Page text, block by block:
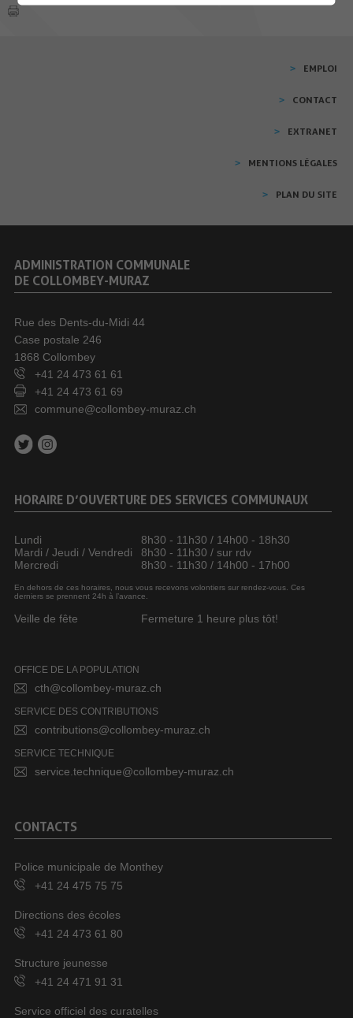
EMPLOI
CONTACT
EXTRANET
MENTIONS LÉGALES
PLAN DU SITE
ADMINISTRATION COMMUNALE
DE COLLOMBEY-MURAZ
Rue des Dents-du-Midi 44
Case postale 246
1868 Collombey
+41 24 473 61 61
+41 24 473 61 69
commune@collombey-muraz.ch
HORAIRE D’OUVERTURE DES SERVICES COMMUNAUX
Lundi
8h30 - 11h30 / 14h00 - 18h30
Mardi / Jeudi / Vendredi
8h30 - 11h30 / sur rdv
Mercredi
8h30 - 11h30 / 14h00 - 17h00
En dehors de ces horaires, nous vous recevons volontiers sur rendez-vous. Ces
derniers se prennent 24h à l’avance.
Veille de fête Fermeture 1 heure plus tôt!
OFFICE DE LA POPULATION
cth@collombey-muraz.ch
SERVICE DES CONTRIBUTIONS
contributions@collombey-muraz.ch
SERVICE TECHNIQUE
service.technique@collombey-muraz.ch
CONTACTS
Police municipale de Monthey
+41 24 475 75 75
Directions des écoles
+41 24 473 61 80
Structure jeunesse
+41 24 471 91 31
Service officiel des curatelles